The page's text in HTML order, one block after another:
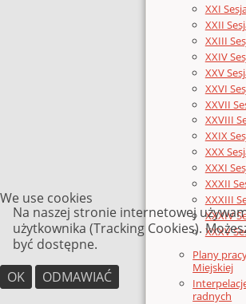
XXI
XXII
XXIII
XXIV
XXV
XXVI
XXVII
XXVIII
XXIX
XXX
XXXI
XXXII
XXXIII
XXXIV
XXXV
Plany
Miejskiej
radnych
We use cookies
Na naszej stronie internetowej
użytkownika (Tracking Cookies).
być dostępne.
OK
ODMAWIAĆ